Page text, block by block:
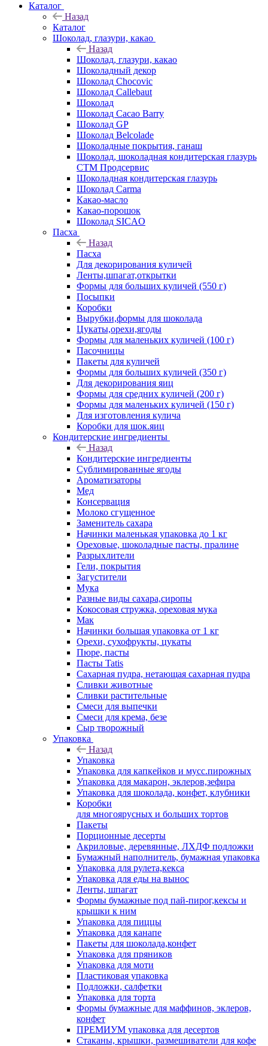
Каталог
Назад
Каталог
Шоколад, глазури, какао
Назад
Шоколад, глазури, какао
Шоколадный декор
Шоколад Chocovic
Шоколад Callebaut
Шоколад
Шоколад Cacao Barry
Шоколад GP
Шоколад Belcolade
Шоколадные покрытия, ганаш
Шоколад, шоколадная кондитерская глазурь
СТМ Продсервис
Шоколадная кондитерская глазурь
Шоколад Carma
Какао-масло
Какао-порошок
Шоколад SICAO
Пасха
Назад
Пасха
Для декорирования куличей
Ленты,шпагат,открытки
Формы для больших куличей (550 г)
Посыпки
Коробки
Вырубки,формы для шоколада
Цукаты,орехи,ягоды
Формы для маленьких куличей (100 г)
Пасочницы
Пакеты для куличей
Формы для больших куличей (350 г)
Для декорирования яиц
Формы для средних куличей (200 г)
Формы для маленьких куличей (150 г)
Для изготовления кулича
Коробки для шок.яиц
Кондитерские ингредиенты
Назад
Кондитерские ингредиенты
Сублимированные ягоды
Ароматизаторы
Мед
Консервация
Молоко сгущенное
Заменитель сахара
Начинки маленькая упаковка до 1 кг
Ореховые, шоколадные пасты, пралине
Разрыхлители
Гели, покрытия
Загустители
Мука
Разные виды сахара,сиропы
Кокосовая стружка, ореховая мука
Мак
Начинки большая упаковка от 1 кг
Орехи, сухофрукты, цукаты
Пюре, пасты
Пасты Tatis
Сахарная пудра, нетающая сахарная пудра
Сливки животные
Сливки растительные
Смеси для выпечки
Смеси для крема, безе
Сыр творожный
Упаковка
Назад
Упаковка
Упаковка для капкейков и мусс.пирожных
Упаковка для макарон, эклеров,зефира
Упаковка для шоколада, конфет, клубники
Коробки
для многоярусных и больших тортов
Пакеты
Порционные десерты
Акриловые, деревянные, ЛХДФ подложки
Бумажный наполнитель, бумажная упаковка
Упаковка для рулета,кекса
Упаковка для еды на вынос
Ленты, шпагат
Формы бумажные под пай-пирог,кексы и
крышки к ним
Упаковка для пиццы
Упаковка для канапе
Пакеты для шоколада,конфет
Упаковка для пряников
Упаковка для моти
Пластиковая упаковка
Подложки, салфетки
Упаковка для торта
Формы бумажные для маффинов, эклеров,
конфет
ПРЕМИУМ упаковка для десертов
Стаканы, крышки, размешиватели для кофе